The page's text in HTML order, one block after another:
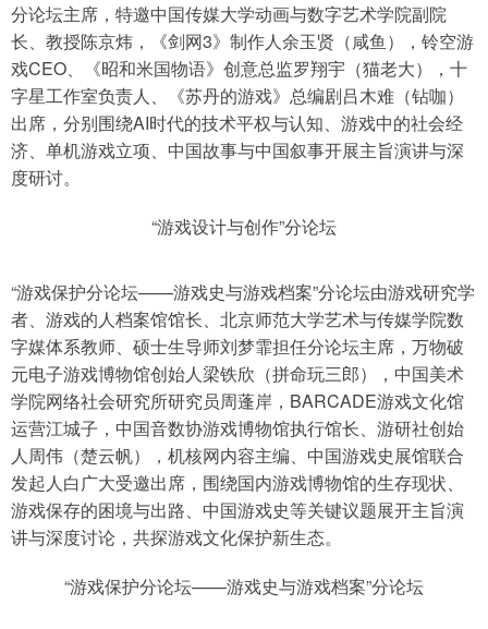
分论坛主席，特邀中国传媒大学动画与数字艺术学院副院
长、教授陈京炜，《剑网3》制作人余玉贤（咸鱼），铃空游
戏CEO、《昭和米国物语》创意总监罗翔宇（猫老大），十
字星工作室负责人、《苏丹的游戏》总编剧吕木难（钻咖）
出席，分别围绕AI时代的技术平权与认知、游戏中的社会经
济、单机游戏立项、中国故事与中国叙事开展主旨演讲与深
度研讨。
“游戏设计与创作”分论坛
“游戏保护分论坛——游戏史与游戏档案”分论坛由游戏研究学
者、游戏的人档案馆馆长、北京师范大学艺术与传媒学院数
字媒体系教师、硕士生导师刘梦霏担任分论坛主席，万物破
元电子游戏博物馆创始人梁铁欣（拼命玩三郎），中国美术
学院网络社会研究所研究员周蓬岸，BARCADE游戏文化馆
运营江城子，中国音数协游戏博物馆执行馆长、游研社创始
人周伟（楚云帆），机核网内容主编、中国游戏史展馆联合
发起人白广大受邀出席，围绕国内游戏博物馆的生存现状、
游戏保存的困境与出路、中国游戏史等关键议题展开主旨演
讲与深度讨论，共探游戏文化保护新生态。
“游戏保护分论坛——游戏史与游戏档案”分论坛